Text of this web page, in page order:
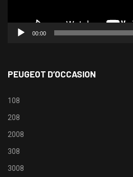
00:00
PEUGEOT D’OCCASION
108
208
2008
308
3008